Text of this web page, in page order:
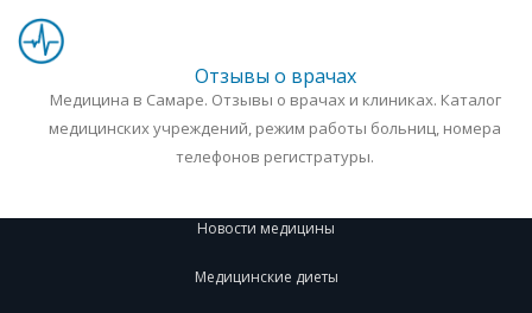
Отзывы о врачах
Медицина в Самаре. Отзывы о врачах и клиниках. Каталог
медицинских учреждений, режим работы больниц, номера
телефонов регистратуры.
Новости медицины
Медицинские диеты